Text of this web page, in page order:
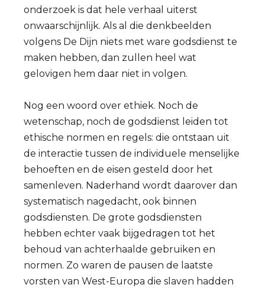
onderzoek is dat hele verhaal uiterst
onwaarschijnlijk. Als al die denkbeelden
volgens De Dijn niets met ware godsdienst te
maken hebben, dan zullen heel wat
gelovigen hem daar niet in volgen.
Nog een woord over ethiek. Noch de
wetenschap, noch de godsdienst leiden tot
ethische normen en regels: die ontstaan uit
de interactie tussen de individuele menselijke
behoeften en de eisen gesteld door het
samenleven. Naderhand wordt daarover dan
systematisch nagedacht, ook binnen
godsdiensten. De grote godsdiensten
hebben echter vaak bijgedragen tot het
behoud van achterhaalde gebruiken en
normen. Zo waren de pausen de laatste
vorsten van West-Europa die slaven hadden